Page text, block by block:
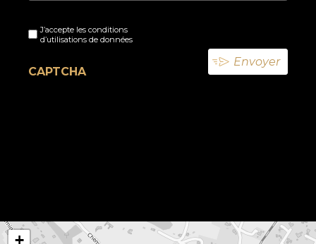
titreJ’accepte les conditions
d’utilisations de données
CAPTCHA
+